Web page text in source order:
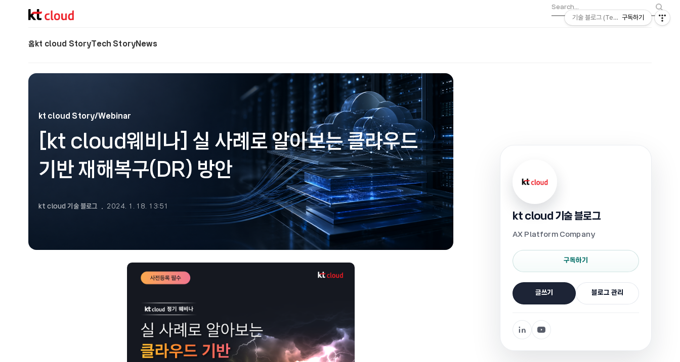
기술 블로그 (Tech) | kt cloud
홈 kt cloud StoryTech StoryNews
kt cloud Story/Webinar
[kt cloud웨비나] 실 사례로 알아보는 클라우드
기반 재해복구(DR) 방안
kt cloud 기술 블로그 2024. 1. 18. 13:51
kt cloud 기술 블로그
AX Platform Company
구독하기
글쓰기 블로그 관리
기술 블로그 (Tech) | kt cloud
구독하기